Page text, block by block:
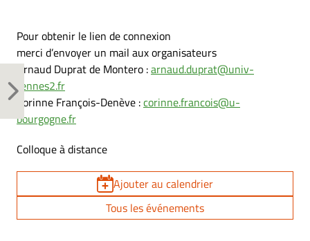
Pour obtenir le lien de connexion
merci d’envoyer un mail aux organisateurs
Arnaud Duprat de Montero :arnaud.duprat@univ-
rennes2.fr
Corinne François-Denève :corinne.francois@u-
bourgogne.fr
Colloque à distance
Ajouter au calendrier
Tous les événements